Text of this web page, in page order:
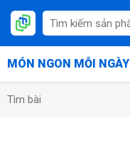
MÓN NGON MỖI NGÀY